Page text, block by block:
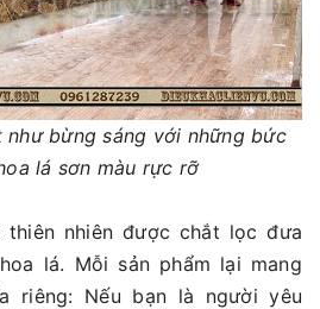
như bừng sáng với những bức
lá sơn màu rực rỡ
nhiên được chắt lọc đưa
lá. Mỗi sản phẩm lại mang
riêng: Nếu bạn là người yêu